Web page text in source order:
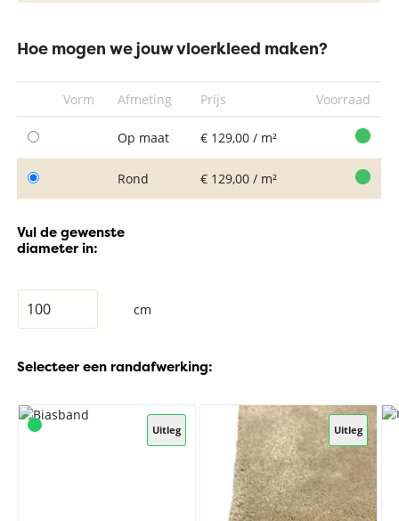
Hoe mogen we jouw vloerkleed maken?
Vorm Afmeting Prijs Voorraad
Op maat € 129,00 / m²
Rond € 129,00 / m²
Vul de gewenste
diameter in:
cm
Selecteer een randafwerking:
Uitleg Uitleg